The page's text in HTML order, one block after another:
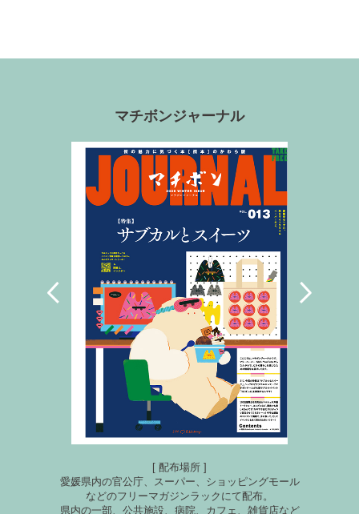
マチボンジャーナル
[ 配布場所 ]
愛媛県内の官公庁、スーパー、ショッピングモール
などのフリーマガジンラックにて配布。
県内の一部、公共施設、病院、カフェ、雑貨店など